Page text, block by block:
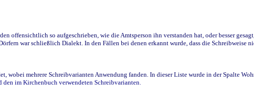
offensichtlich so aufgeschrieben, wie die Amtsperson ihn verstanden hat, oder besser
war schließlich Dialekt. In den Fällen bei denen erkannt wurde, dass die Schreibweise
wobei mehrere Schreibvarianten Anwendung fanden. In dieser Liste wurde in der Spalte
im Kirchenbuch verwendeten Schreibvarianten.